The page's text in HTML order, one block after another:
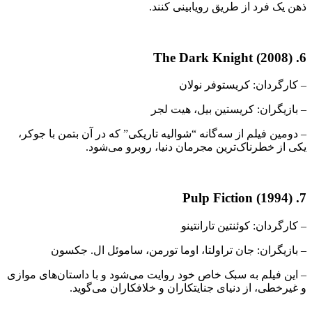
ذهن یک فرد از طریق رویابینی کنند.
6. The Dark Knight (2008)
– کارگردان: کریستوفر نولان
– بازیگران: کریستین بیل، هیت لجر
– دومین فیلم از سه‌گانه “شوالیه تاریکی” که در آن بتمن با جوکر،
یکی از خطرناک‌ترین مجرمان دنیا، روبرو می‌شود.
7. Pulp Fiction (1994)
– کارگردان: کوئنتین تارانتینو
– بازیگران: جان تراولتا، اوما تورمن، ساموئل ال. جکسون
– این فیلم به سبک خاص خود روایت می‌شود و با داستان‌های موازی
و غیرخطی، از دنیای جنایتکاران و خلافکاران می‌گوید.